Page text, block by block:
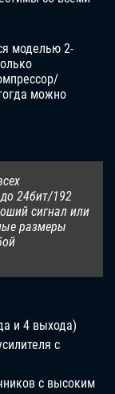
моделью 2-
можно
24бит/192
сигнал или
размеры
и 4 выхода)
с
с высоким